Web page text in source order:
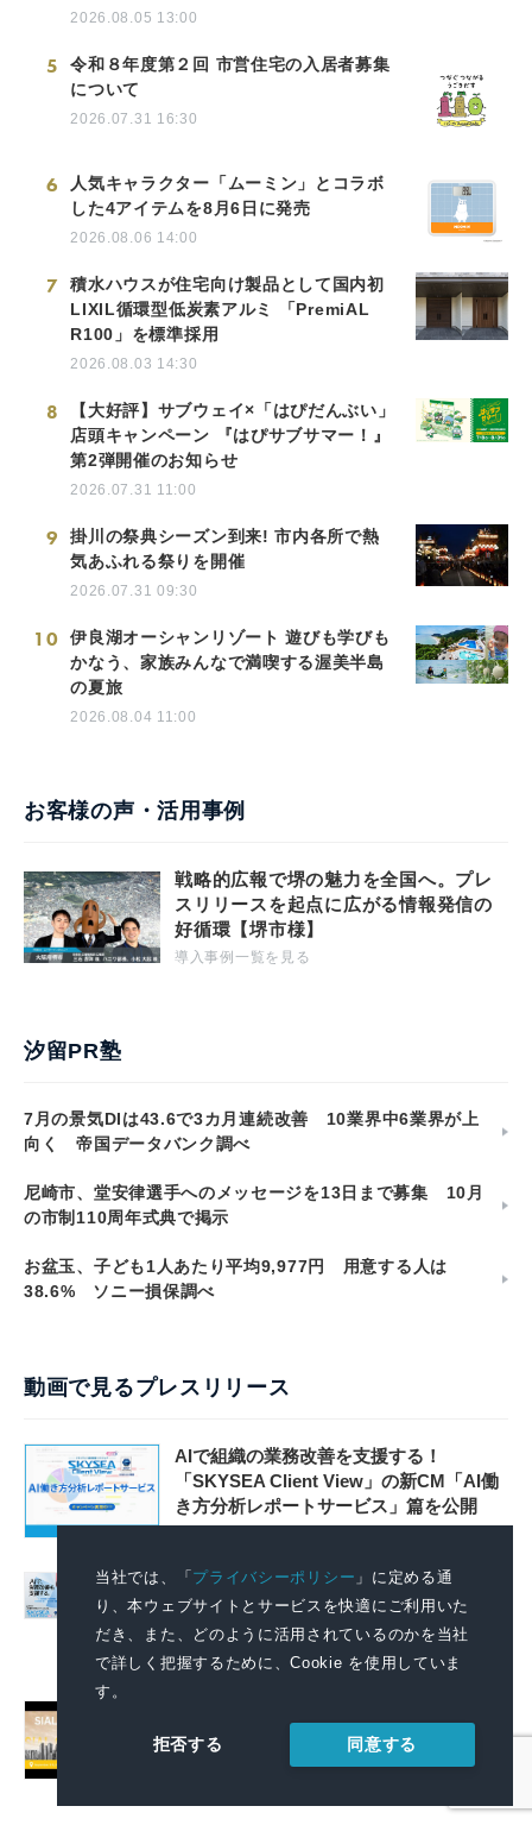
当社では、「プライバシーポリシー 」に定める通
り、本ウェブサイトとサービスを快適にご利用いた
だき、また、どのように活用されているのかを当社
で詳しく把握するために、Cookie を使用していま
す。
拒否する 同意する
2026.08.05 13:00
5
令和８年度第２回 市営住宅の入居者募集
について
2026.07.31 16:30
6
人気キャラクター「ムーミン」とコラボ
した4アイテムを8月6日に発売
2026.08.06 14:00
7
積水ハウスが住宅向け製品として国内初
LIXIL循環型低炭素アルミ 「PremiAL
R100」を標準採用
2026.08.03 14:30
8
【大好評】サブウェイ×「はぴだんぶい」
店頭キャンペーン 『はぴサブサマー！』
第2弾開催のお知らせ
2026.07.31 11:00
9
掛川の祭典シーズン到来! 市内各所で熱
気あふれる祭りを開催
2026.07.31 09:30
10
伊良湖オーシャンリゾート 遊びも学びも
かなう、家族みんなで満喫する渥美半島
の夏旅
2026.08.04 11:00
お客様の声・活用事例
戦略的広報で堺の魅力を全国へ。プレ
スリリースを起点に広がる情報発信の
好循環【堺市様】
導入事例一覧を見る
汐留PR塾
7月の景気DIは43.6で3カ月連続改善 10業界中6業界が上
向く 帝国データバンク調べ
尼崎市、堂安律選手へのメッセージを13日まで募集 10月
の市制110周年式典で掲示
お盆玉、子ども1人あたり平均9,977円 用意する人は
38.6% ソニー損保調べ
動画で見るプレスリリース
AIで組織の業務改善を支援する！
「SKYSEA Client View」の新CM「AI働
き方分析レポートサービス」篇を公開
AIで組織の改善点を見抜く！「SKYSEA
Client View」の新テレビCM「チームの変
革」篇の放映を開始
2026.08.06 11:04
to 4 Halls, Revealing New Cross-Channel
Food Growth Opportunities